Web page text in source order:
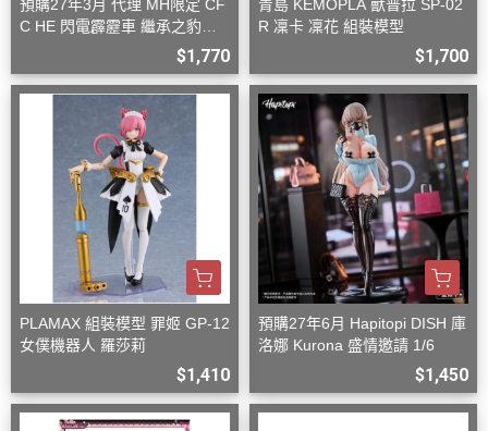
預購27年3月 代理 MH限定 CF
C HE 閃電霹靂車 繼承之豹魂
$1,770
青島 KEMOPLA 獸普拉 SP-02
R 凜卡 凜花 組裝模型
$1,700
PLAMAX 組裝模型 罪姬 GP-12
女僕機器人 羅莎莉
$1,410
預購27年6月 Hapitopi DISH 庫
洛娜 Kurona 盛情邀請 1/6
$1,450